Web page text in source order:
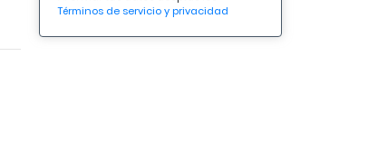
Términos de servicio y privacidad